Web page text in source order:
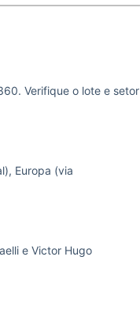
Verifique o lote e setor
Europa (via
e Victor Hugo